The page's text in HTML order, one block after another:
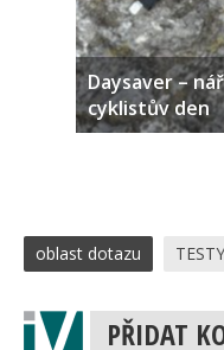
Daysaver –
cyklistův den
oblast dotazu TESTY
PŘIDAT